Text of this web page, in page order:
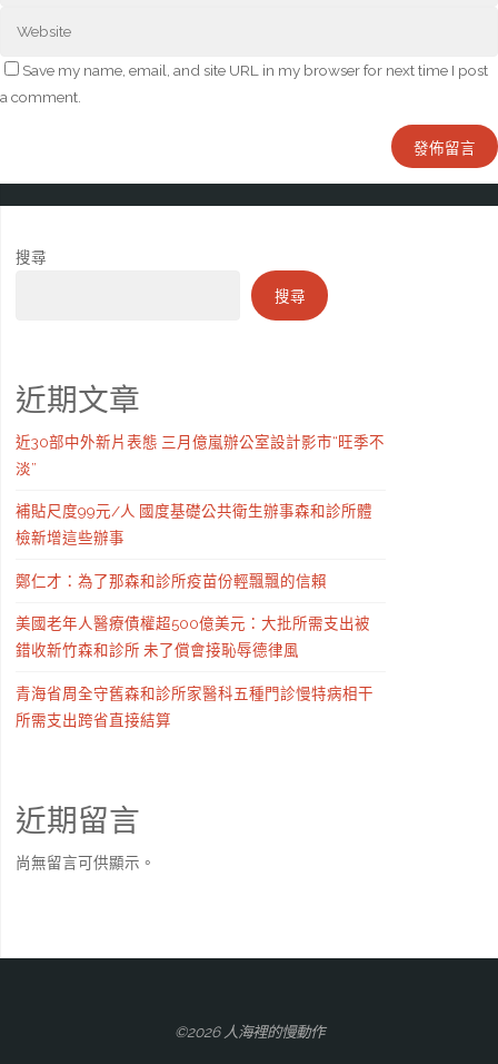
Save my name, email, and site URL in my browser for next time I post
a comment.
搜尋
搜尋
近期文章
近30部中外新片表態 三月億嵐辦公室設計影市“旺季不
淡”
補貼尺度99元/人 國度基礎公共衛生辦事森和診所體
檢新增這些辦事
鄭仁才：為了那森和診所疫苗份輕飄飄的信賴
美國老年人醫療債權超500億美元：大批所需支出被
錯收新竹森和診所 未了償會接恥辱德律風
青海省周全守舊森和診所家醫科五種門診慢特病相干
所需支出跨省直接結算
近期留言
尚無留言可供顯示。
©2026 人海裡的慢動作